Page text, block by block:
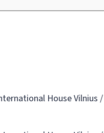
House Vilnius /